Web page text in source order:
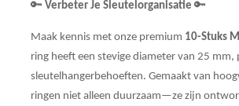
🔑 Verbeter Je Sleutelorganisatie 🔑
Maak kennis met onze premium 10-Stuks
ring heeft een stevige diameter van 25 mm,
sleutelhangerbehoeften. Gemaakt van
ringen niet alleen duurzaam—ze zijn